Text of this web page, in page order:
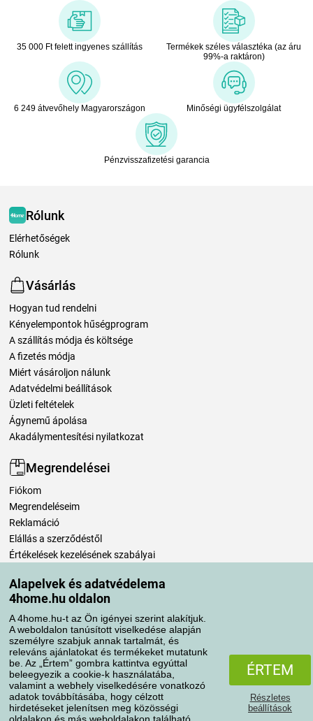
Alapelvek és adatvédelema
4home.hu oldalon
A 4home.hu-t az Ön igényei szerint alakítjuk.
A weboldalon tanúsított viselkedése alapján
személyre szabjuk annak tartalmát, és
releváns ajánlatokat és termékeket mutatunk
be. Az „Értem” gombra kattintva egyúttal
beleegyezik a cookie-k használatába,
valamint a webhely viselkedésére vonatkozó
adatok továbbításába, hogy célzott
hirdetéseket jelenítsen meg közösségi
ÉRTEM
Részletes
beállítások
35 000 Ft felett ingyenes szállítás
Termékek széles választéka (az áru
99%-a raktáron)
6 249 átvevőhely Magyarországon Minőségi ügyfélszolgálat
Pénzvisszafizetési garancia
Rólunk
Elérhetőségek
Rólunk
Vásárlás
Hogyan tud rendelni
Kényelempontok hűségprogram
A szállítás módja és költsége
A fizetés módja
Miért vásároljon nálunk
Adatvédelmi beállítások
Üzleti feltételek
Ágynemű ápolása
Akadálymentesítési nyilatkozat
Megrendelései
Fiókom
Megrendeléseim
Reklamáció
Elállás a szerződéstől
Értékelések kezelésének szabályai
Szállítási módok
Fizetési módok